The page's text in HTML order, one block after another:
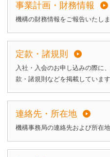
事業計画・財務情報
機構の財務情報をご報告いたしま
定款・諸規則
入社・入会のお申し込みの際に
款・諸規則などを掲載しています
連絡先・所在地
機構事務局の連絡先および所在